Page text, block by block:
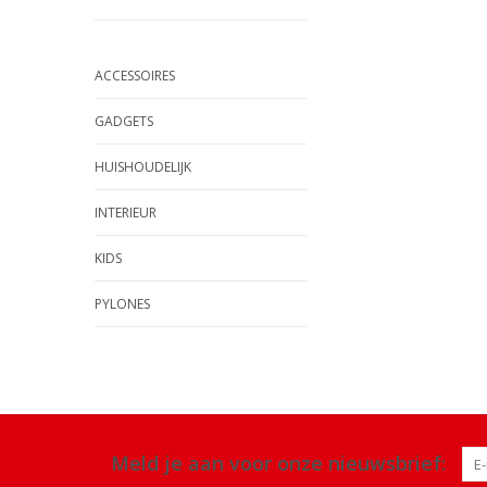
ACCESSOIRES
GADGETS
HUISHOUDELIJK
INTERIEUR
KIDS
PYLONES
Meld je aan voor onze nieuwsbrief: